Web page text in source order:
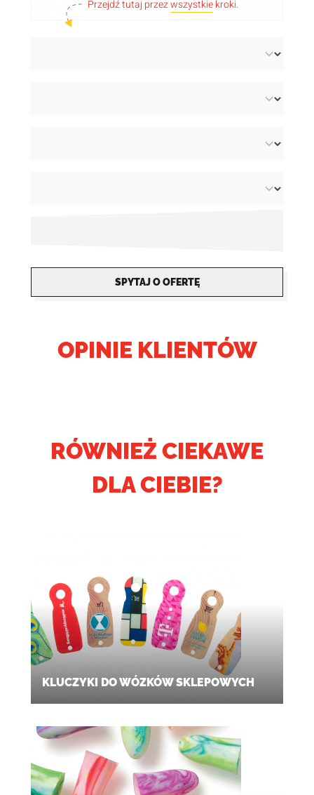
Przejdź tutaj przezwszystkiekroki.
SPYTAJ O OFERTĘ
OPINIE KLIENTÓW
RÓWNIEŻ CIEKAWE
DLA CIEBIE?
KLUCZYKI DO WÓZKÓW SKLEPOWYCH